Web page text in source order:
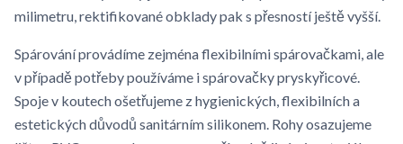
milimetru, rektifikované obklady pak s přesností ještě vyšší.
Spárování provádíme zejména flexibilními spárovačkami, ale
v případě potřeby používáme i spárovačky pryskyřicové.
Spoje v koutech ošetřujeme z hygienických, flexibilních a
estetických důvodů sanitárním silikonem. Rohy osazujeme